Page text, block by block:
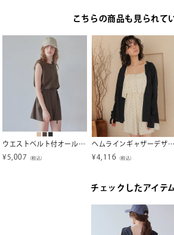
こちらの商品も見られて
ウエストベルト付オールインワン/ワンピース水着【SEADRESS シードレス】
¥ 5,007 （税込）
ヘムラインギャザーデザインパーカー/ラッシュガード
¥4,116 （税込）
チェックしたアイテ